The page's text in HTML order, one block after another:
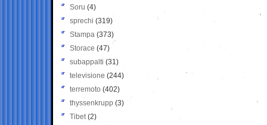
Soru (4)
sprechi (319)
Stampa (373)
Storace (47)
subappalti (31)
televisione(244)
terremoto (402)
thyssenkrupp (3)
Tibet(2)